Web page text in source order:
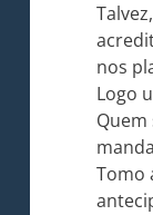
nos
Logo
Quem
Tomo